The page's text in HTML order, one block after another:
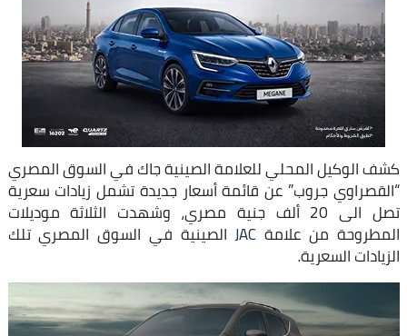
كشف الوكيل المحلي للعلامة الصينية جاك في السوق المصري
“القصراوي جروب” عن قائمة أسعار جديدة تشمل زيادات سعرية
تصل الى 20 ألف جنية مصري، وشهدت الثلاثة موديلات
المطروحة من علامة JACالصينية في السوق المصري تلك
الزيادات السعرية.